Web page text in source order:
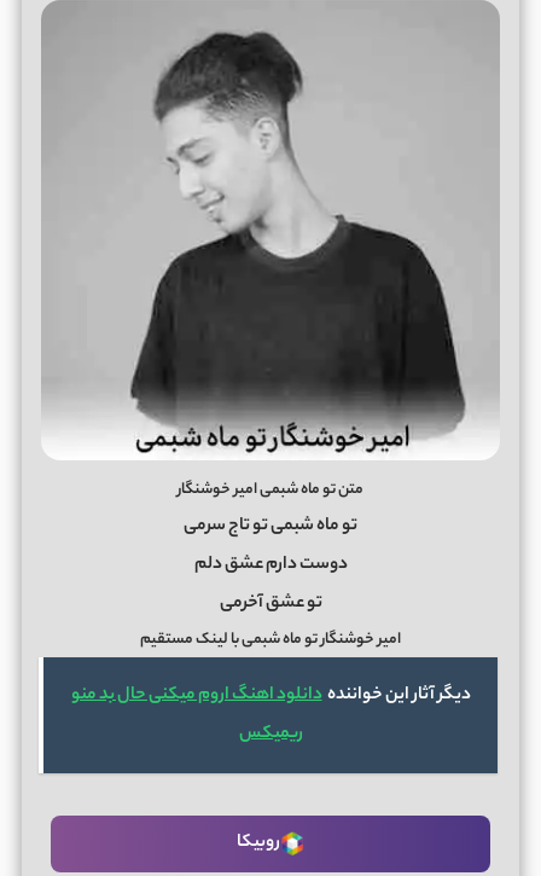
متن تو ماه شبمی امیر خوشنگار
تو ماه شبمی تو تاج سرمی
دوست دارم عشق دلم
تو عشق آخرمی
امیر خوشنگار تو ماه شبمی با لینک مستقیم
دیگر آثار این خوانندهدانلود اهنگ اروم میکنی حال بد منو
ریمیکس
روبیکا